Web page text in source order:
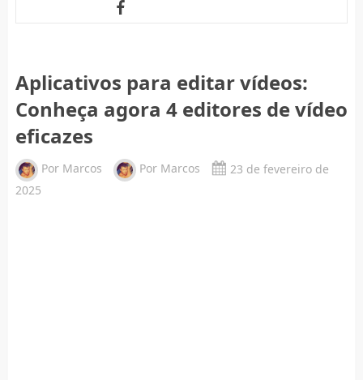
Aplicativos para editar vídeos:
Conheça agora 4 editores de vídeo
eficazes
Por Marcos Por Marcos
23 de fevereiro de
2025